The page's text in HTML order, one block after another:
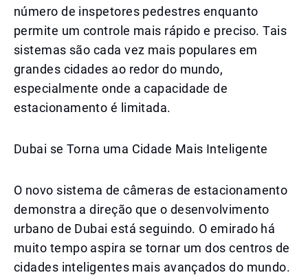
número de inspetores pedestres enquanto
permite um controle mais rápido e preciso. Tais
sistemas são cada vez mais populares em
grandes cidades ao redor do mundo,
especialmente onde a capacidade de
estacionamento é limitada.
Dubai se Torna uma Cidade Mais Inteligente
O novo sistema de câmeras de estacionamento
demonstra a direção que o desenvolvimento
urbano de Dubai está seguindo. O emirado há
muito tempo aspira se tornar um dos centros de
cidades inteligentes mais avançados do mundo.